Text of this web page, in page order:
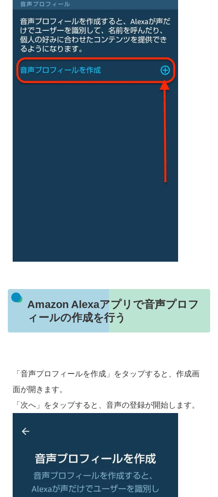
Amazon Alexaアプリで音声プロフ
ィールの作成を行う
「音声プロフィールを作成」をタップすると、作成画
面が開きます。
「次へ」をタップすると、音声の登録が開始します。